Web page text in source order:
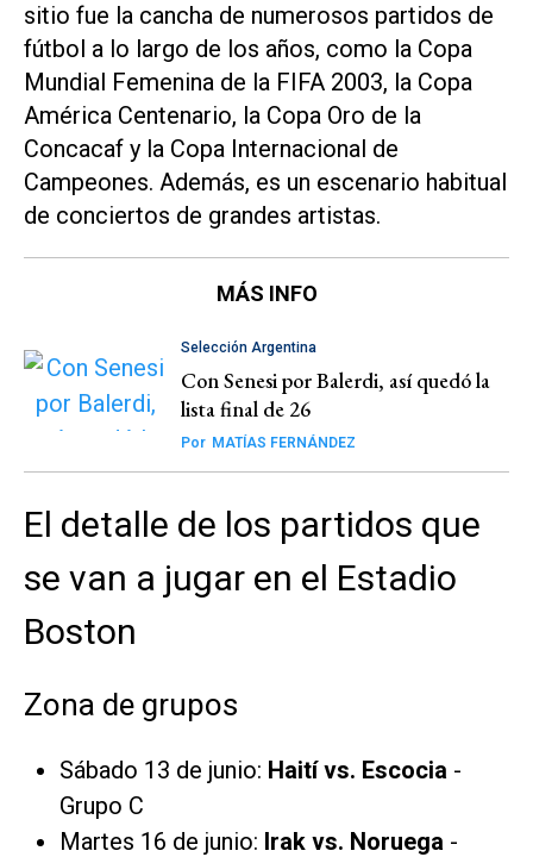
sitio fue la cancha de numerosos partidos de
fútbol a lo largo de los años, como la Copa
Mundial Femenina de la FIFA 2003, la Copa
América Centenario, la Copa Oro de la
Concacaf y la Copa Internacional de
Campeones. Además, es un escenario habitual
de conciertos de grandes artistas.
MÁS INFO
Selección Argentina
Con Senesi por Balerdi, así quedó la
lista final de 26
Por MATÍAS FERNÁNDEZ
El detalle de los partidos que
se van a jugar en el Estadio
Boston
Zona de grupos
Sábado 13 de junio: Haití vs. Escocia -
Grupo C
Martes 16 de junio: Irak vs. Noruega -